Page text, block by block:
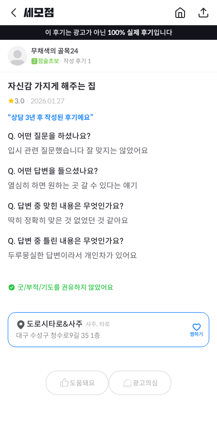
이 후기는 광고가 아닌 100% 실제 후기입니다
무채색의 골목24
점술초보· 작성 후기 1
자신감 가지게 해주는 집
3.0 · 2026.01.27
“상담3년 후 작성된 후기에요”
입시 관련 질문했습니다 잘 맞지는 않았어요
열심히 하면 원하는 곳 갈 수 있다는 얘기
딱히 정확히 맞은 것 없었던 것 같아요
두루뭉실한 답변이라서 개인차가 있어요
굿/부적/기도를 권유하지 않았어요
도로시타로&사주 사주, 타로
대구 수성구 청수로9길 35 1층 찜하기
도움돼요 광고의심